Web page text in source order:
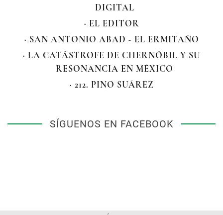
DIGITAL
· EL EDITOR
· SAN ANTONIO ABAD - EL ERMITAÑO
· LA CATÁSTROFE DE CHERNÓBIL Y SU
RESONANCIA EN MÉXICO
· 212. PINO SUÁREZ
SÍGUENOS EN FACEBOOK